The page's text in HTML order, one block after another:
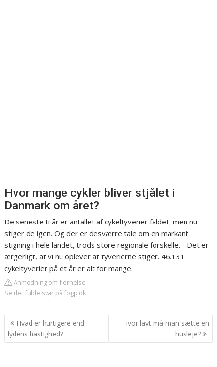
Hvor mange cykler bliver stjålet i
Danmark om året?
De seneste ti år er antallet af cykeltyverier faldet, men nu
stiger de igen. Og der er desværre tale om en markant
stigning i hele landet, trods store regionale forskelle. - Det er
ærgerligt, at vi nu oplever at tyverierne stiger. 46.131
cykeltyverier på et år er alt for mange.
Anmodning om fjernelse
Se det fulde svar på fogp.dk
Indlægsnavigation
Hvad er hurtigere end
lydens hastighed?
Hvor lavt må man sætte en
husleje?